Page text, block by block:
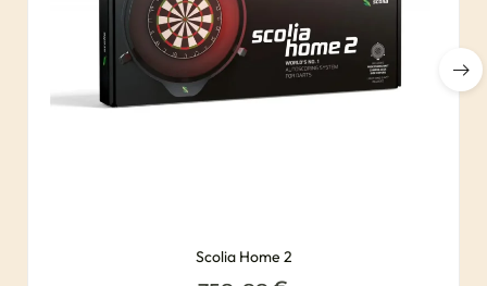
Scolia Home 2